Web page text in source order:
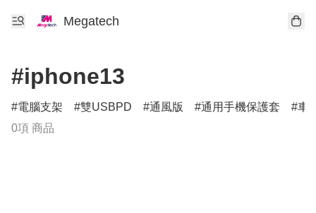
Megatech
#iphone13
電腦支架 雙USBPD 通風版 通用手機保護套
車
0項 商品